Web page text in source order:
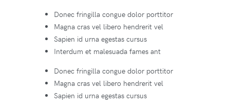
Donec fringilla congue dolor porttitor
Magna cras vel libero hendrerit vel
Sapien id urna egestas cursus
Interdum et malesuada fames ant
Donec fringilla congue dolor porttitor
Magna cras vel libero hendrerit vel
Sapien id urna egestas cursus